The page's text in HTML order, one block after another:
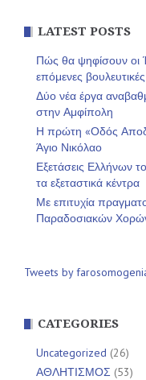
LATEST POSTS
Πώς θα ψηφίσουν οι
επόμενες
Δύο νέα έργα
στην Αμφίπολη
Η πρώτη «Οδός
Άγιο Νικόλαο
Εξετάσεις Ελλήνων
τα εξεταστικά κέντρα
Με επιτυχία
Παραδοσιακών
Tweets by
CATEGORIES
Uncategorized (26)
ΑΘΛΗΤΙΣΜΟΣ (53)